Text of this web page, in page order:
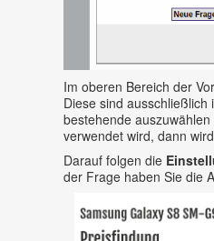
Im oberen Bereich der
Diese sind
bestehende
verwendet wird, dann
Darauf folgen die
der Frage haben Sie die